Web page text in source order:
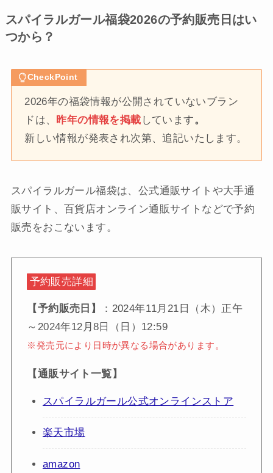
スパイラルガール福袋2026の予約販売日はい
つから？
CheckPoint
2026年の福袋情報が公開されていないブラン
ドは、 昨年の情報を掲載 しています。
新しい情報が発表され次第、追記いたします。
スパイラルガール福袋は、公式通販サイトや大手通
販サイト、百貨店オンライン通販サイトなどで予約
販売をおこないます。
予約販売詳細
【予約販売日】
：2024年11月21日（木）正午
～2024年12月8日（日）12:59
※発売元により日時が異なる場合があります。
【通販サイト一覧】
スパイラルガール公式オンラインストア
楽天市場
amazon